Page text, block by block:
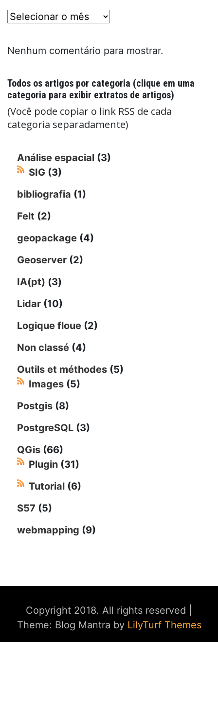
posts
Nenhum comentário para mostrar.
Todos os artigos por categoria (clique em uma
categoria para exibir extratos de artigos)
(Você pode copiar o link RSS de cada
categoria separadamente)
Análise espacial (3)
SIG (3)
bibliografia (1)
Felt (2)
geopackage (4)
Geoserver (2)
IA(pt) (3)
Lidar (10)
Logique floue (2)
Non classé (4)
Outils et méthodes (5)
Images (5)
Postgis (8)
PostgreSQL (3)
QGis (66)
Plugin (31)
Tutorial (6)
S57 (5)
webmapping (9)
Copyright 2018. All rights reserved
Theme: Blog Mantra by LilyTurf Themes